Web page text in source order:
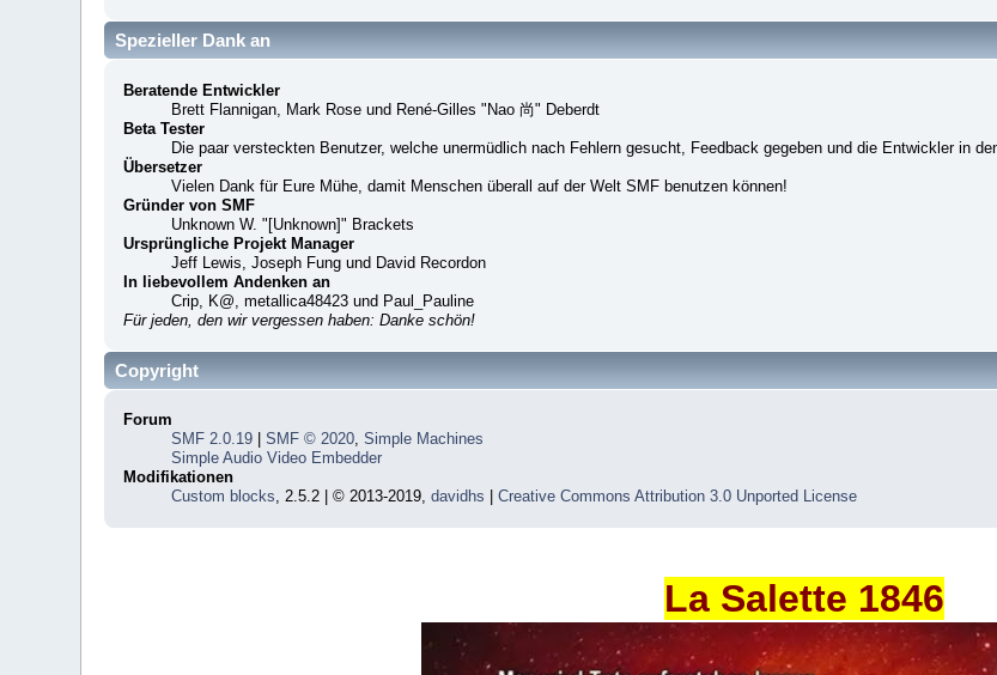
Spezieller Dank an
Beratende Entwickler
Brett Flannigan, Mark Rose und René-Gilles "Nao 尚" Deberdt
Beta Tester
Die paar versteckten Benutzer, welche unermüdlich nach Fehlern gesucht, Feedback gegeben und die Entwickler in
Übersetzer
Vielen Dank für Eure Mühe, damit Menschen überall auf der Welt SMF benutzen können!
Gründer von SMF
Unknown W. "[Unknown]" Brackets
Ursprüngliche Projekt Manager
Jeff Lewis, Joseph Fung und David Recordon
In liebevollem Andenken an
Crip, K@, metallica48423 und Paul_Pauline
Für jeden, den wir vergessen haben: Danke schön!
Copyright
Forum
SMF 2.0.19| SMF © 2020, Simple Machines
Simple Audio Video Embedder
Modifikationen
Custom blocks, 2.5.2 | © 2013-2019, davidhs Creative Commons Attribution 3.0 Unported License
La Salette 1846